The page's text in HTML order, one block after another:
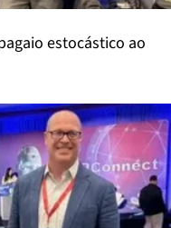
estocástico ao